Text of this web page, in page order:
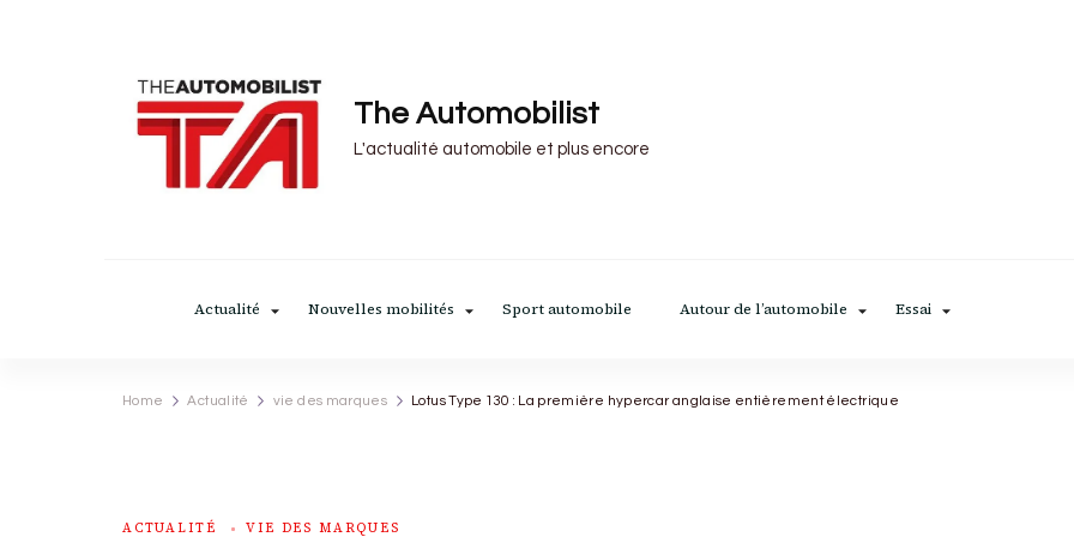
The Automobilist
L'actualité automobile et plus encore
Actualité Nouvelles mobilités Sport automobile Autour de l’automobile Essai
Home Actualité vie des marques Lotus Type 130 : La première hypercar anglaise entièrement électrique
ACTUALITÉ VIE DES MARQUES